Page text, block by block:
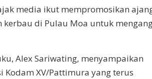
media ikut mempromosikan
di Pulau Moa untuk
Alex Sariwating, menyampaikan
Kodam XV/Pattimura yang terus